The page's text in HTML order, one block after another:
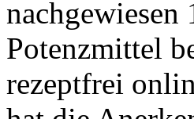
nachgewiesen
Potenzmittel
rezeptfrei